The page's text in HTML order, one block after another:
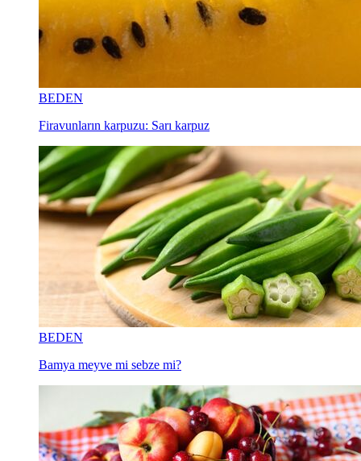
BEDEN
Firavunların karpuzu: Sarı karpuz
BEDEN
Bamya meyve mi sebze mi?